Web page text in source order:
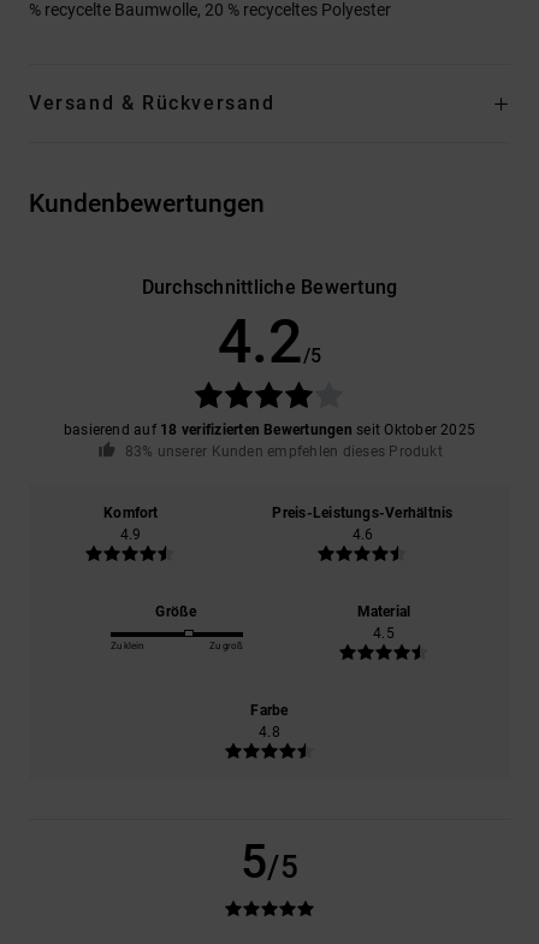
% recycelte Baumwolle, 20 % recyceltes Polyester
Versand & Rückversand
Kundenbewertungen
Durchschnittliche Bewertung
4.2/5
basierend auf 18 verifizierten Bewertungen seit Oktober 2025
83% unserer Kunden empfehlen dieses Produkt
Komfort
4.9
Preis-Leistungs-Verhältnis
4.6
Größe
Zu klein Zu groß
Material
4.5
Farbe
4.8
5/5